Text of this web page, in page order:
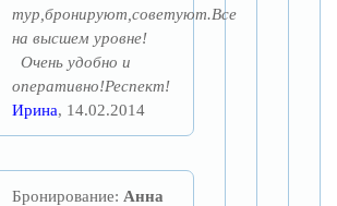
тур,бронируют,советуют.Все
на высшем уровне!
Очень удобно и
оперативно!Респект!
Ирина, 14.02.2014
Бронирование: Анна